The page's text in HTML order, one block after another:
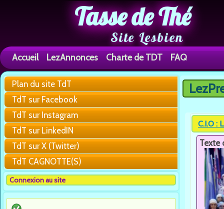
Tasse de Thé
Site Lesbien
Accueil LezAnnonces Charte de TDT FAQ
Plan du site TdT
TdT sur Facebook
TdT sur Instagram
TdT sur LinkedIN
TdT sur X (Twitter)
TdT CAGNOTTE(S)
Connexion au site
Vous
C.I.O :
Texte